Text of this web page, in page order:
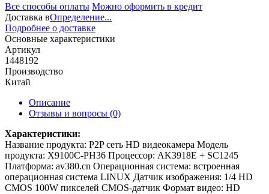
Все способы оплаты Можно оформить в кредит
Доставка вОпределение...
Подробнее о доставке
Основные характеристики
Артикул
1448192
Производство
Китай
Описание
Отзывы и вопросы (0)
Характеристики:
Название продукта: P2P сеть HD видеокамера Модель
продукта: X9100C-PH36 Процессор: AK3918E + SC1245
Платформа: av380.cn Операционная система: встроенная
операционная система LINUX Датчик изображения: 1/4 HD
CMOS 100W пикселей CMOS-датчик Формат видео: HD